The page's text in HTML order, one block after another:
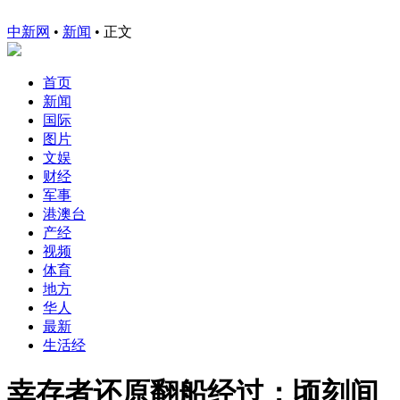
中新网 • 新闻 • 正文
首页
新闻
国际
图片
文娱
财经
军事
港澳台
产经
视频
体育
地方
华人
最新
生活经
幸存者还原翻船经过：顷刻间